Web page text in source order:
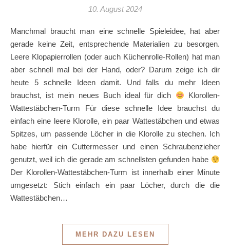
10. August 2024
Manchmal braucht man eine schnelle Spieleidee, hat aber
gerade keine Zeit, entsprechende Materialien zu besorgen.
Leere Klopapierrollen (oder auch Küchenrolle-Rollen) hat man
aber schnell mal bei der Hand, oder? Darum zeige ich dir
heute 5 schnelle Ideen damit. Und falls du mehr Ideen
brauchst, ist mein neues Buch ideal für dich
Klorollen-
Wattestäbchen-Turm Für diese schnelle Idee brauchst du
einfach eine leere Klorolle, ein paar Wattestäbchen und etwas
Spitzes, um passende Löcher in die Klorolle zu stechen. Ich
habe hierfür ein Cuttermesser und einen Schraubenzieher
genutzt, weil ich die gerade am schnellsten gefunden habe
Der Klorollen-Wattestäbchen-Turm ist innerhalb einer Minute
umgesetzt: Stich einfach ein paar Löcher, durch die die
Wattestäbchen…
MEHR DAZU LESEN